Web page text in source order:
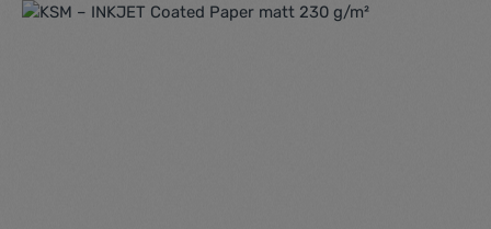
Bildergalerie überspringen